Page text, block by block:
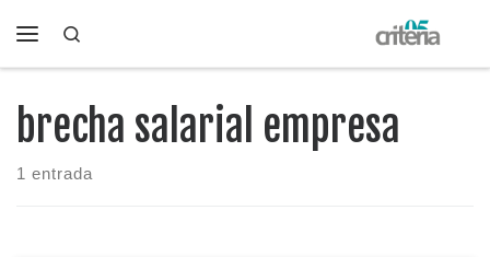
Saltar al contenido
brecha salarial empresa
1 entrada